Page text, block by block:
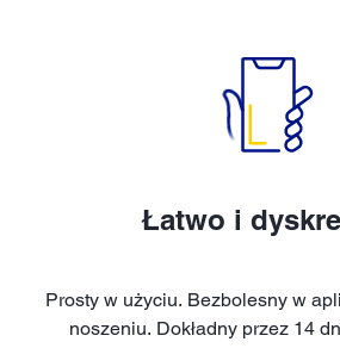
Łatwo i
Prosty w użyciu. Bezbolesny w
noszeniu. Dokładny przez 14